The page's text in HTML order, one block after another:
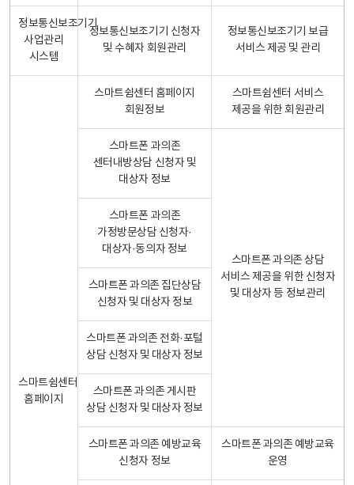
정보통신보조기기
사업관리
시스템
정보통신보조기기 신청자
및 수혜자 회원관리
정보통신보조기기 보급
서비스 제공 및 관리
스마트쉼센터
홈페이지
스마트쉼센터 홈페이지
회원정보
스마트쉼센터 서비스
제공을 위한 회원관리
스마트폰 과의존
센터내방상담 신청자 및
대상자 정보
스마트폰 과의존 상담
서비스 제공을 위한 신청자
및 대상자 등 정보관리
스마트폰 과의존
가정방문상담 신청자·
대상자·동의자 정보
스마트폰 과의존 집단상담
신청자 및 대상자 정보
스마트폰 과의존 전화·포털
상담 신청자 및 대상자 정보
스마트폰 과의존 게시판
상담 신청자 및 대상자 정보
스마트폰 과의존 예방교육
신청자 정보
스마트폰 과의존 예방교육
운영